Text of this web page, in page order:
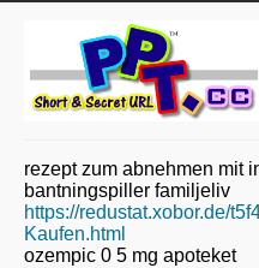
rezept zum abnehmen mit
bantningspiller familjeliv
https://redustat.xobor.de/
Kaufen.html
ozempic 0 5 mg apoteket